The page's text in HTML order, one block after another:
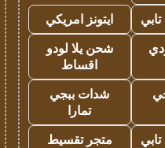
ايتونز امريكي
شحن يلا لودو
اقساط
شدات ببجي
تمارا
متجر تقسيط